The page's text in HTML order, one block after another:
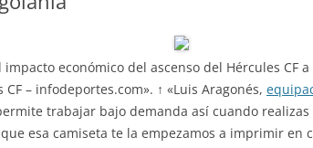
económico del ascenso del Hércules CF
– infodeportes.com». ↑ «Luis Aragonés,
trabajar bajo demanda así cuando
esa camiseta te la empezamos a imprimir